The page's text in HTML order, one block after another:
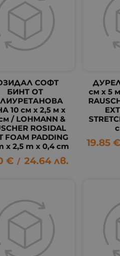
СОФТ
БИНТ ОТ
10 см х 2,5 м х
/ LOHMANN &
ROSIDAL
FOAM PADDING
х 2,5 m х 0,4 cm
€ / 24.64 лв.
см х 5
19.85 €